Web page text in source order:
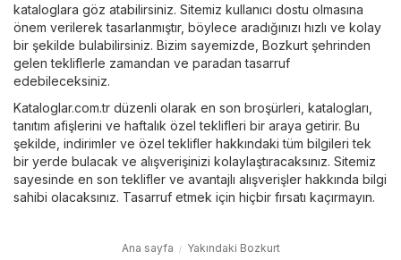
kataloglara göz atabilirsiniz. Sitemiz kullanıcı dostu olmasına
önem verilerek tasarlanmıştır, böylece aradığınızı hızlı ve kolay
bir şekilde bulabilirsiniz. Bizim sayemizde, Bozkurt şehrinden
gelen tekliflerle zamandan ve paradan tasarruf
edebileceksiniz.
Kataloglar.com.tr düzenli olarak en son broşürleri, katalogları,
tanıtım afişlerini ve haftalık özel teklifleri bir araya getirir. Bu
şekilde, indirimler ve özel teklifler hakkındaki tüm bilgileri tek
bir yerde bulacak ve alışverişinizi kolaylaştıracaksınız. Sitemiz
sayesinde en son teklifler ve avantajlı alışverişler hakkında bilgi
sahibi olacaksınız. Tasarruf etmek için hiçbir fırsatı kaçırmayın.
Ana sayfa Yakındaki Bozkurt